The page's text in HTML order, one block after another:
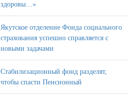
здоровы…»
Якутское отделение Фонда социального
страхования успешно справляется с
новыми задачами
Стабилизационный фонд разделят,
чтобы спасти Пенсионный